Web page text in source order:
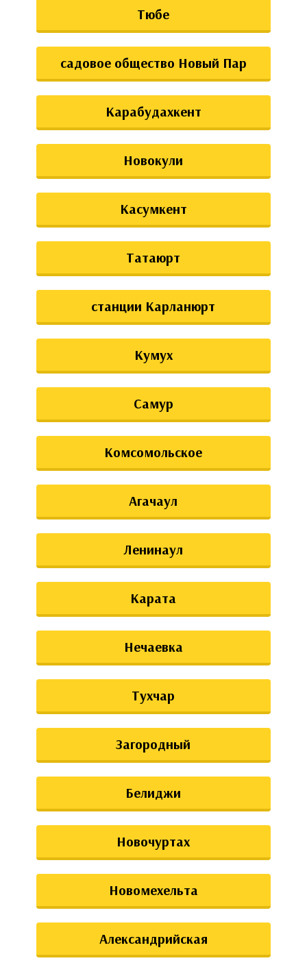
Тюбе
садовое общество Новый Пар
Карабудахкент
Новокули
Касумкент
Татаюрт
станции Карланюрт
Кумух
Самур
Комсомольское
Агачаул
Ленинаул
Карата
Нечаевка
Тухчар
Загородный
Белиджи
Новочуртах
Новомехельта
Александрийская